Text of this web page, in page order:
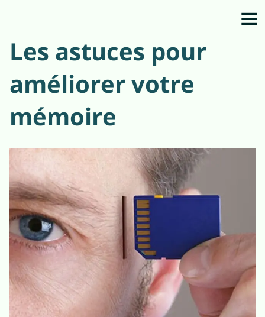
Les astuces pour
améliorer votre
mémoire